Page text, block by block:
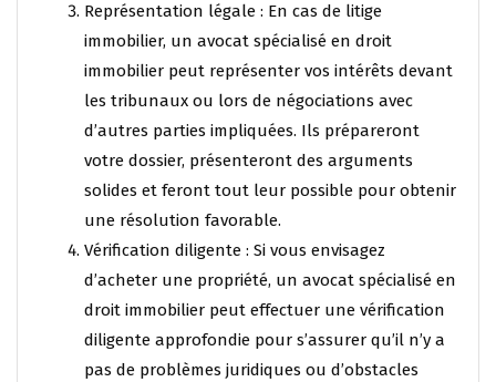
Représentation légale : En cas de litige
immobilier, un avocat spécialisé en droit
immobilier peut représenter vos intérêts devant
les tribunaux ou lors de négociations avec
d’autres parties impliquées. Ils prépareront
votre dossier, présenteront des arguments
solides et feront tout leur possible pour obtenir
une résolution favorable.
Vérification diligente : Si vous envisagez
d’acheter une propriété, un avocat spécialisé en
droit immobilier peut effectuer une vérification
diligente approfondie pour s’assurer qu’il n’y a
pas de problèmes juridiques ou d’obstacles